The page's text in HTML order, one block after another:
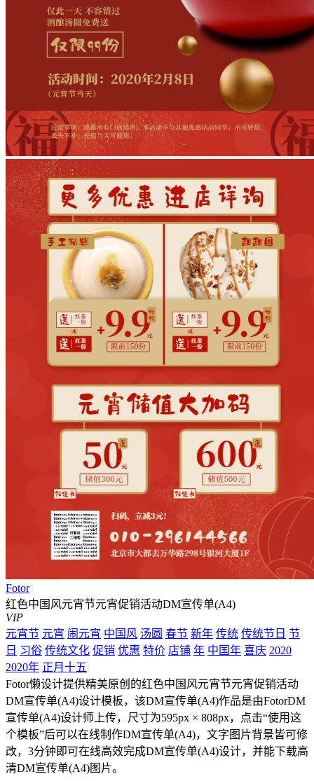
Fotor
红色中国风元宵节元宵促销活动DM宣传单(A4)
VIP
元宵节 元宵 闹元宵 中国风 汤圆 春节 新年 传统 传统节日 节
日 习俗 传统文化 促销 优惠 特价 店铺 年 中国年 喜庆 2020
2020年 正月十五
Fotor懒设计提供精美原创的红色中国风元宵节元宵促销活动
DM宣传单(A4)设计模板，该DM宣传单(A4)作品是由FotorDM
宣传单(A4)设计师上传，尺寸为595px × 808px，点击“使用这
个模板”后可以在线制作DM宣传单(A4)，文字图片背景皆可修
改，3分钟即可在线高效完成DM宣传单(A4)设计，并能下载高
清DM宣传单(A4)图片。